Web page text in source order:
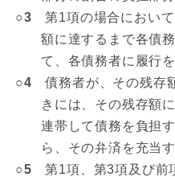
○3 第1項の場合におい
額に達するまで各債
て、各債務者に履行
○4 債務者が、その残存
きには、その残存額
連帯して債務を負担
ら、その弁済を充当す
○5 第1項、第3項及び前